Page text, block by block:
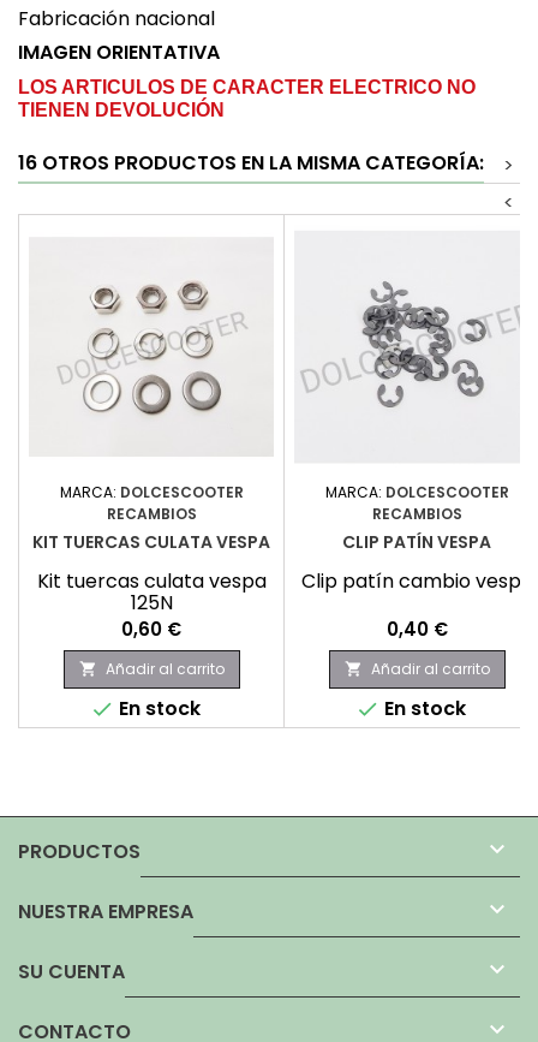
Fabricación nacional
IMAGEN ORIENTATIVA
LOS ARTICULOS DE CARACTER ELECTRICO NO
TIENEN DEVOLUCIÓN
16 OTROS PRODUCTOS EN LA MISMA CATEGORÍA:
>
<
MARCA: DOLCESCOOTER
RECAMBIOS
KIT TUERCAS CULATA VESPA
Kit tuercas culata vespa
125N
Precio
0,60 €
 Añadir al carrito
 En stock
MARCA: DOLCESCOOTER
RECAMBIOS
CLIP PATÍN VESPA
Clip patín cambio vespa
Precio
0,40 €
 Añadir al carrito
 En stock
PRODUCTOS 
NUESTRA EMPRESA 
SU CUENTA 
CONTACTO 